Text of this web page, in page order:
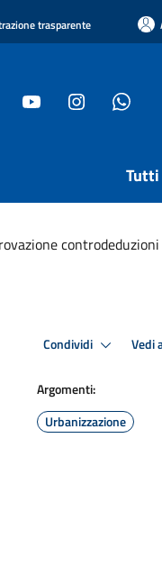
trasparente
Condividi Vedi
Argomenti:
Urbanizzazione